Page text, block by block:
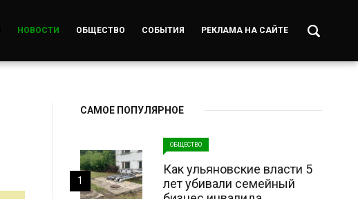
НОВОСТИ ОБЩЕСТВО СОБЫТИЯ РЕКЛАМА НА САЙТЕ
САМОЕ ПОПУЛЯРНОЕ
ОБЩЕСТВО
Как ульяновские власти 5
лет убивали семейный
1